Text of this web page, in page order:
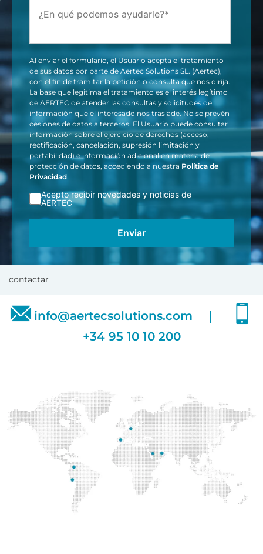
Al enviar el formulario, el Usuario acepta el tratamiento
de sus datos por parte de Aertec Solutions SL. (Aertec),
con el fin de tramitar la petición o consulta que nos dirija.
La base que legitima el tratamiento es el interés legítimo
de AERTEC de atender las consultas y solicitudes de
información que el interesado nos traslade. No se prevén
cesiones de datos a terceros. El Usuario puede consultar
información sobre el ejercicio de derechos (acceso,
rectificación, cancelación, supresión limitación y
portabilidad) e información adicional en materia de
protección de datos, accediendo a nuestra Política de
Privacidad.
Acepto recibir novedades y noticias de
AERTEC
contactar
info@aertecsolutions.com
+34 95 10 10 200